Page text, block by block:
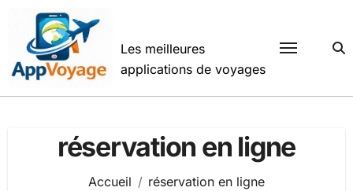
contenu
Les meilleures
applications de voyages
réservation en ligne
Accueil réservation en ligne